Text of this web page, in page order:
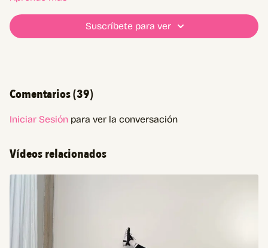
Suscríbete para ver
Comentarios (39)
Iniciar Sesión para ver la conversación
Vídeos relacionados